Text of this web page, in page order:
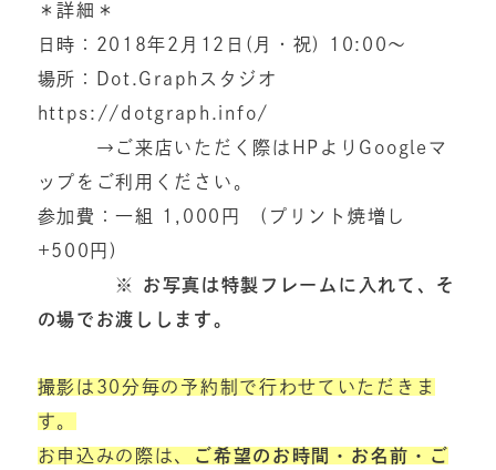
＊詳細＊
日時：2018年2月12日(月・祝) 10:00〜
場所：Dot.Graphスタジオ
https://dotgraph.info/
→ご来店いただく際はHPよりGoogleマ
ップをご利用ください。
参加費：一組 1,000円 (プリント焼増し
+500円)
※ お写真は特製フレームに入れて、そ
の場でお渡しします。
撮影は30分毎の予約制で行わせていただきま
す。
お申込みの際は、
ご希望のお時間・お名前・ご